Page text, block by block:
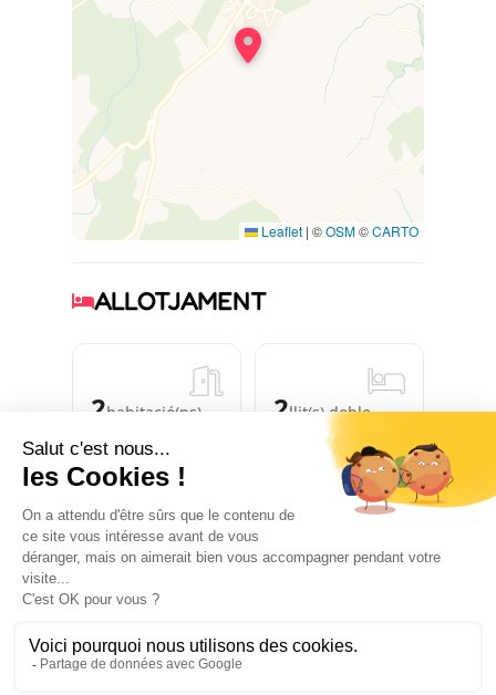
Leaflet | ©OSM©CARTO
ALLOTJAMENT
2habitació(ns) 2llit(s) doble
1llit(s) individual